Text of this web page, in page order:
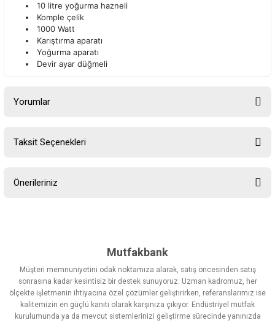
10 litre yoğurma hazneli
Komple çelik
1000 Watt
Karıştırma aparatı
Yoğurma aparatı
Devir ayar düğmeli
Yorumlar
Taksit Seçenekleri
Önerileriniz
Görüş ve önerileriniz için teşekkür ederiz.
Ürün resmi kalitesiz, bozuk veya görüntülenemiyor.
Ürün açıklamasında eksik bilgiler bulunuyor.
Ürün bilgilerinde hatalar bulunuyor.
Mutfakbank
Müşteri memnuniyetini odak noktamıza alarak, satış öncesinden satış
sonrasına kadar kesintisiz bir destek sunuyoruz. Uzman kadromuz, her
ölçekte işletmenin ihtiyacına özel çözümler geliştirirken, referanslarımız ise
kalitemizin en güçlü kanıtı olarak karşınıza çıkıyor. Endüstriyel mutfak
kurulumunda ya da mevcut sistemlerinizi geliştirme sürecinde yanınızda